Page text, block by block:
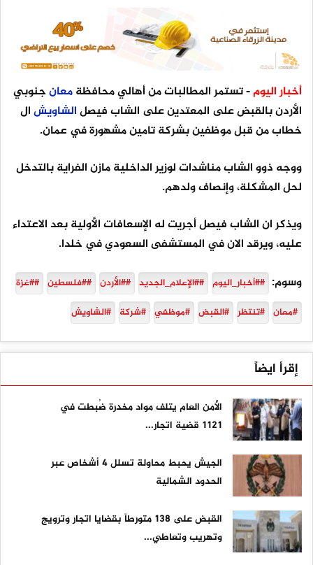
أخبار اليوم- تستمر المطالبات من أهالي محافظةمعانجنوبي
الأردن بالقبض على المعتدين على الشاب فيصلالشاويشال
خطاب من قبل موظفين بشركة تامين مشهورة في عمان.
ووجه ذوو الشاب مناشدات لوزير الداخلية مازن الفراية بالتدخل
لحل المشكلة، وإنصاف ولدهم.
ويذكر ان الشاب فيصل أجريت له الإسعافات الأولية بعد الاعتداء
عليه، ويرقد الان في المستشفى السعودي في خلدا.
وسوم: ##أخبار_اليوم ##الإعلام_الجديد ##الأردن ##فلسطين ##غزة
#معان #تنتظر #القبض #موظفي #شركة #الشاويش
إقرأ ايضاً
الأمن العام يتلف مواد مخدرة ضُبطت في
1121 قضية اتجار...
الجيش يحبط محاولة تسلل 4 أشخاص عبر
الحدود الشمالية
القبض على ١٣٨ متورطاً بقضايا اتجار وترويج
وتهريب وتعاطي...